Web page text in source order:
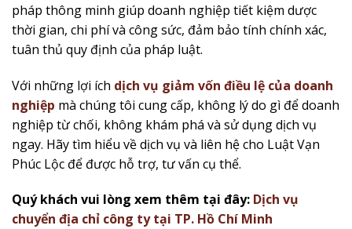
pháp thông minh giúp doanh nghiệp tiết kiệm dược
thời gian, chi phí và công sức, đảm bảo tính chính xác,
tuân thủ quy định của pháp luật.
Với những lợi ích dịch vụ giảm vốn điều lệ của doanh
nghiệp mà chúng tôi cung cấp, không lý do gì để doanh
nghiệp từ chối, không khám phá và sử dụng dịch vụ
ngay. Hãy tìm hiểu về dịch vụ và liên hệ cho Luật Vạn
Phúc Lộc để được hỗ trợ, tư vấn cụ thể.
Quý khách vui lòng xem thêm tại đây: Dịch vụ
chuyển địa chỉ công ty tại TP. Hồ Chí Minh